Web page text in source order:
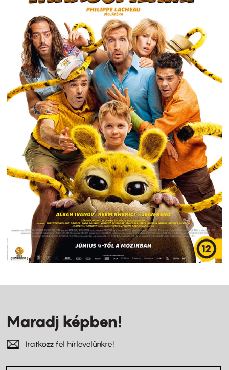
Maradj képben!
Iratkozz fel hírlevelünkre!